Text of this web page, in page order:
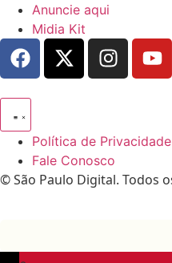
Anuncie aqui
Midia Kit
Política de Privacidade
Fale Conosco
© São Paulo Digital. Todos